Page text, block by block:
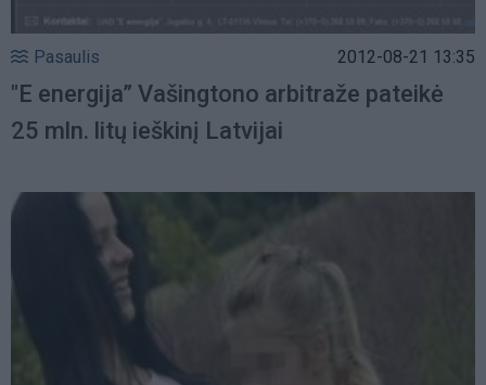
Pasaulis 2012-08-21 13:35
"E energija” Vašingtono arbitraže pateikė
25 mln. litų ieškinį Latvijai